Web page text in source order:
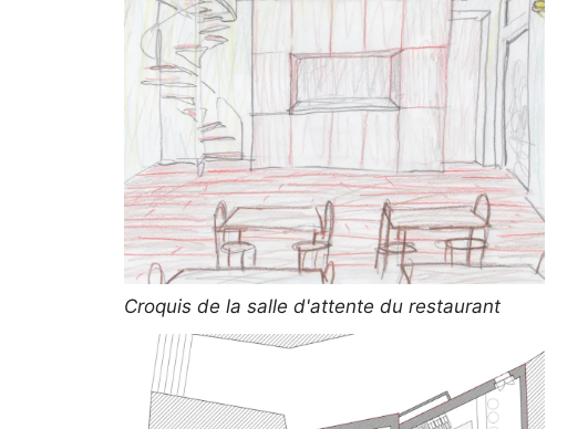
Croquis de la salle d'attente du restaurant